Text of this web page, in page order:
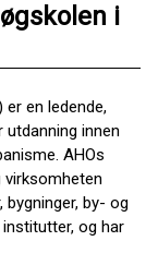
i
en ledende,
innen
AHOs
by- og
og har